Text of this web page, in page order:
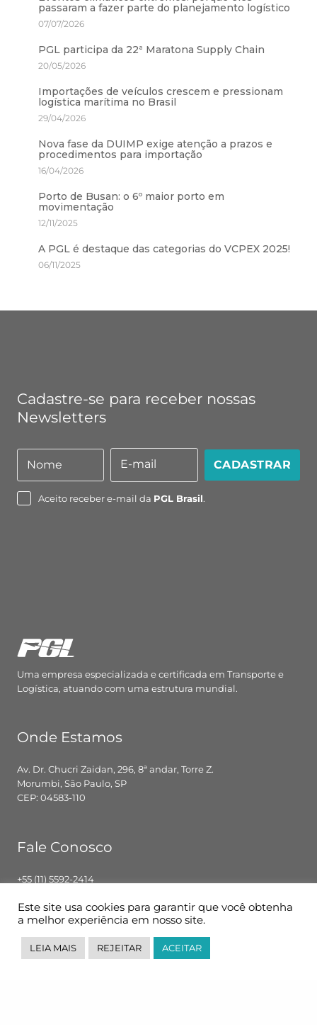
passaram a fazer parte do planejamento logístico
07/07/2026
PGL participa da 22ª Maratona Supply Chain
20/05/2026
Importações de veículos crescem e pressionam
logística marítima no Brasil
29/04/2026
Nova fase da DUIMP exige atenção a prazos e
procedimentos para importação
16/04/2026
Porto de Busan: o 6º maior porto em
movimentação
12/11/2025
A PGL é destaque das categorias do VCPEX 2025!
06/11/2025
Cadastre-se para receber nossas
Newsletters
Nome
Nome
mail
E-mail CADASTRAR
Aceito receber e-mail da PGL Brasil.
Uma empresa especializada e certificada em Transporte e
Logística, atuando com uma estrutura mundial.
Onde Estamos
Av. Dr. Chucri Zaidan, 296, 8ª andar, Torre Z.
Morumbi, São Paulo, SP
CEP: 04583-110
Fale Conosco
+55 (11) 5592-2414
Segunda – Sexta: 8h00 – 18h00
Siga-nos
Este site usa cookies para garantir que você obtenha
a melhor experiência em nosso site.
LEIA MAIS REJEITAR ACEITAR